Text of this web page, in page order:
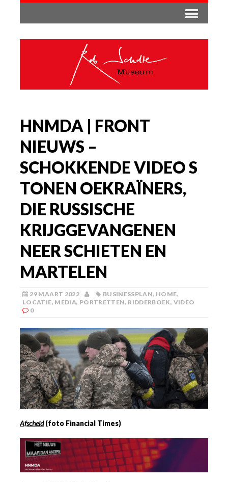
HNMDA | FRONT
NIEUWS –
SCHOKKENDE VIDEO S
TONEN OEKRAÏNERS,
DIE RUSSISCHE
KRIJGGEVANGENEN
NEER SCHIETEN EN
MARTELEN
29 MAART 2022 BUSINESSPLAN, HOME,
LOCATIE, MEDIA, PORTRETTEN, RIDDERBOEK, VIDEO
0
Afscheid(foto Financial Times)